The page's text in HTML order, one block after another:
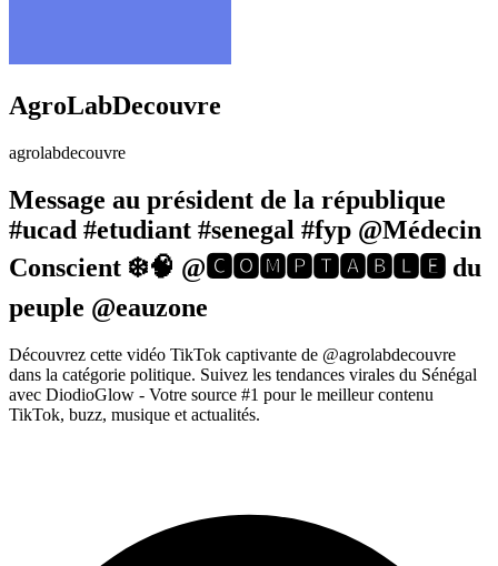
AgroLabDecouvre
agrolabdecouvre
Message au président de la république
#ucad #etudiant #senegal #fyp @Médecin
Conscient ❄️🧠 @🅲🅾🅼🅿🆃🅰🅱🅻🅴 du
peuple @eauzone
Découvrez cette vidéo TikTok captivante de @agrolabdecouvre
dans la catégorie politique. Suivez les tendances virales du Sénégal
avec DiodioGlow - Votre source #1 pour le meilleur contenu
TikTok, buzz, musique et actualités.